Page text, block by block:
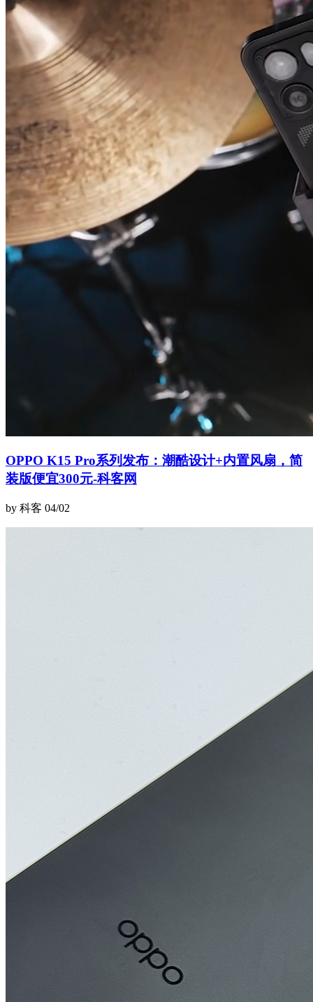
OPPO K15 Pro系列发布：潮酷设计+内置风扇，简
装版便宜300元-科客网
by 科客 04/02